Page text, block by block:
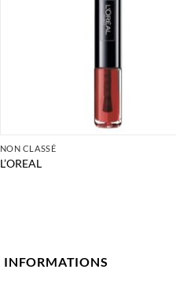
NON CLASSÉ
L’OREAL
INFORMATIONS